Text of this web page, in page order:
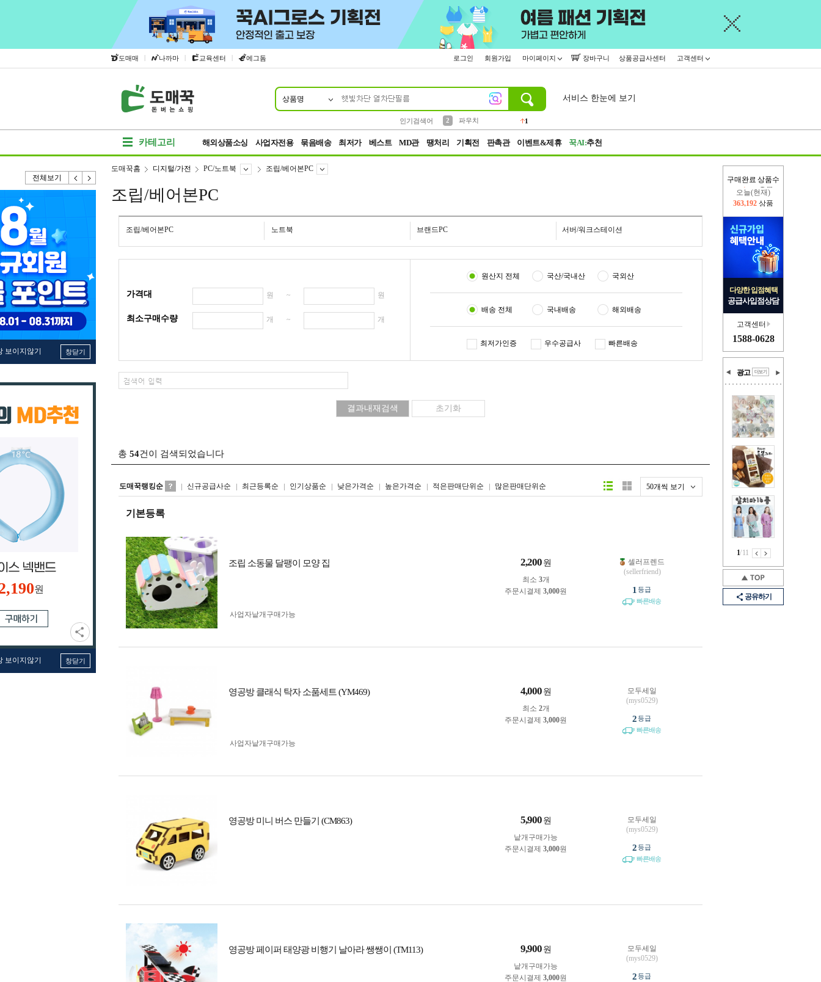
도매매 | 나까마 | 교육센터 | 에그돔 로그인 회원가입 마이페이지 장바구니 상품공급사센터 고객센터
상품명
인기검색어
2
파우치
1
서비스 한눈에 보기
카테고리 해외상품소싱 사업자전용 묶음배송 최저가 베스트 MD관 땡처리 기획전 판촉관 이벤트&제휴 꾹AI:추천
전체보기
보이지않기 창닫기
원
보이지않기 창닫기
구매완료 상품수
오늘(현재)
363,192 상품
다양한 입점혜택
공급사입점상담
고객센터
1588-0628
광고
1/11
공유하기
도매꾹홈 디지털/가전 PC/노트북 조립/베어본PC
조립/베어본PC
조립/베어본PC 노트북 브랜드PC 서버/워크스테이션
가격대 원 ~ 원
최소구매수량 개 ~ 개
원산지 전체 국산/국내산 국외산
배송 전체 국내배송 해외배송
최저가인증 우수공급사 빠른배송
총 54건이 검색되었습니다
도매꾹랭킹순 신규공급사순 최근등록순 인기상품순 낮은가격순 높은가격순 적은판매단위순 많은판매단위순 50개씩 보기
리스트형갤러리형
기본등록
조립 소동물 달팽이 모양 집 2,200 원
최소 3개
주문시결제 3,000원
사업자 낱개구매가능
셀러프렌드
(sellerfriend)
1 등급
빠른배송
영공방 클래식 탁자 소품세트 (YM469) 4,000 원
최소 2개
주문시결제 3,000원
사업자 낱개구매가능
모두세일
(mys0529)
2등급
빠른배송
영공방 미니 버스 만들기 (CM863) 5,900 원
낱개구매가능
주문시결제 3,000원
모두세일
(mys0529)
2등급
빠른배송
영공방 페이퍼 태양광 비행기 날아라 쌩쌩이 (TM113) 9,900 원
낱개구매가능
주문시결제 3,000원
모두세일
(mys0529)
2등급